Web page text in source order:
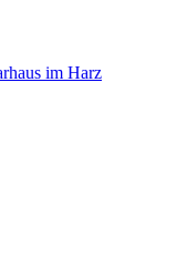
im Harz